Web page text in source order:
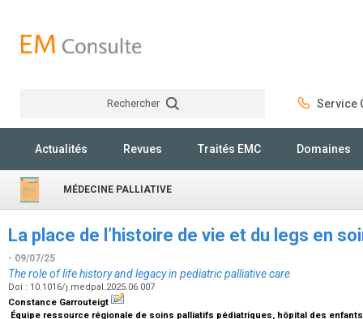
Rechercher Service
Actualités Revues Traités EMC Domaines
MÉDECINE PALLIATIVE
La place de l’histoire de vie et du legs en
- 09/07/25
The role of life history and legacy in pediatric palliative care
Doi : 10.1016/j.medpal.2025.06.007
Constance Garrouteigt
Équipe ressource régionale de soins palliatifs pédiatriques, hôpital des